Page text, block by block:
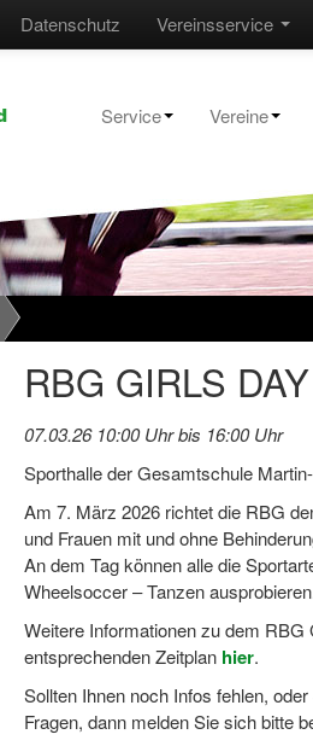
Vereinsservice
Datenschutz
Service Vereine
RBG GIRLS
07.03.26 10:00 Uhr bis 16:00 Uhr
Sporthalle der Gesamtschule
Am 7. März 2026 richtet die RBG
und Frauen mit und ohne
An dem Tag können alle die
Wheelsoccer – Tanzen
Weitere Informationen zu dem
entsprechenden Zeitplan hier.
Sollten Ihnen noch Infos fehlen,
Fragen, dann melden Sie sich bitte